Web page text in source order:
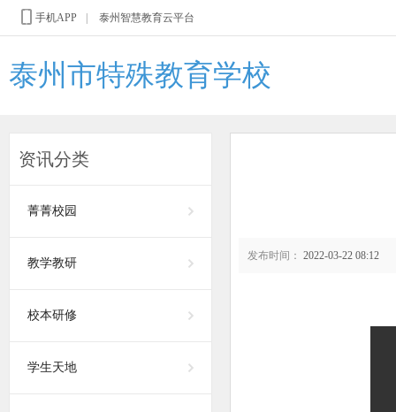
手机APP 泰州智慧教育云平台
泰州市特殊教育学校
资讯分类
菁菁校园
教学教研
校本研修
学生天地
发布时间： 2022-03-22 08:12